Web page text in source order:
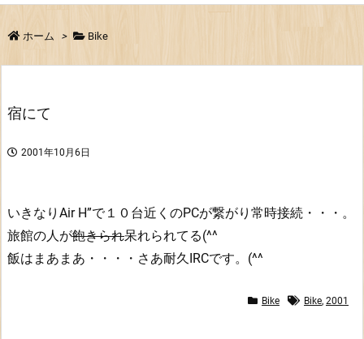
ホーム > Bike
宿にて
2001年10月6日
いきなりAir H”で１０台近くのPCが繋がり常時接続・・・。
旅館の人が飽きられ呆れられてる(^^
飯はまあまあ・・・・さあ耐久IRCです。(^^
Bike Bike, 2001